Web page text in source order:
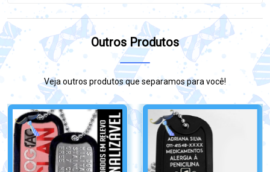
Outros Produtos
Veja outros produtos que separamos para você!